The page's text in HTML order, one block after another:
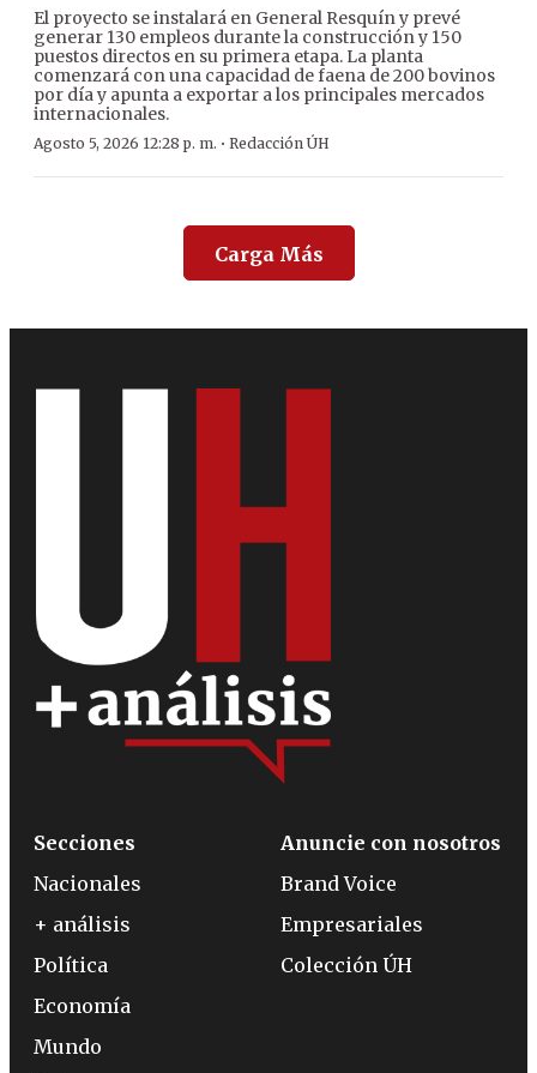
El proyecto se instalará en General Resquín y prevé
generar 130 empleos durante la construcción y 150
puestos directos en su primera etapa. La planta
comenzará con una capacidad de faena de 200 bovinos
por día y apunta a exportar a los principales mercados
internacionales.
Agosto 5, 2026 12:28 p. m. · Redacción ÚH
Carga Más
Secciones
Nacionales
+ análisis
Política
Economía
Mundo
Anuncie con nosotros
Brand Voice
Empresariales
Colección ÚH